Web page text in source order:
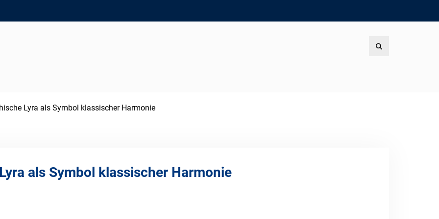
Lyra als Symbol klassischer Harmonie
als Symbol klassischer Harmonie